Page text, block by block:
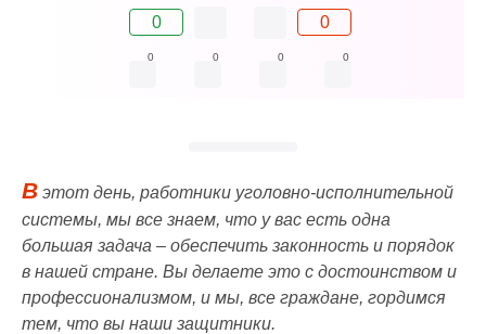
0 0
0 0 0 0
В этот день, работники уголовно-исполнительной
системы, мы все знаем, что у вас есть одна
большая задача – обеспечить законность и порядок
в нашей стране. Вы делаете это с достоинством и
профессионализмом, и мы, все граждане, гордимся
тем, что вы наши защитники.